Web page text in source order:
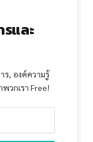
และ
ร, องค์ความรู้
วกเรา Free!